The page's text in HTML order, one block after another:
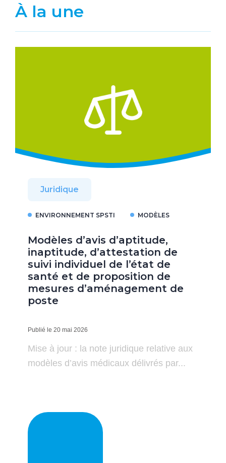
À la une
Juridique
ENVIRONNEMENT SPSTI MODÈLES
Modèles d’avis d’aptitude,
inaptitude, d’attestation de
suivi individuel de l’état de
santé et de proposition de
mesures d’aménagement de
poste
Publié le 20 mai 2026
Mise à jour : la note juridique relative aux
modèles d’avis médicaux délivrés par...